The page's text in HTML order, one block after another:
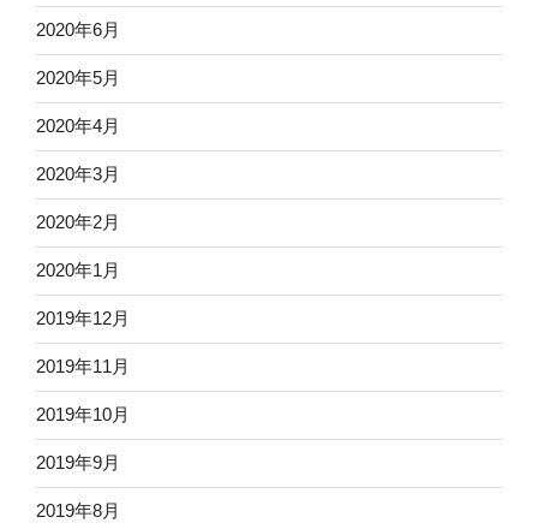
2020年6月
2020年5月
2020年4月
2020年3月
2020年2月
2020年1月
2019年12月
2019年11月
2019年10月
2019年9月
2019年8月